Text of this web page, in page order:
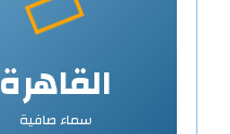
القاهرة
سماء صافية